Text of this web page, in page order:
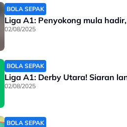
BOLA SEPAK
Liga A1: Penyokong mula
02/08/2025
BOLA SEPAK
Liga A1: Derby Utara! Siaran
02/08/2025
BOLA SEPAK